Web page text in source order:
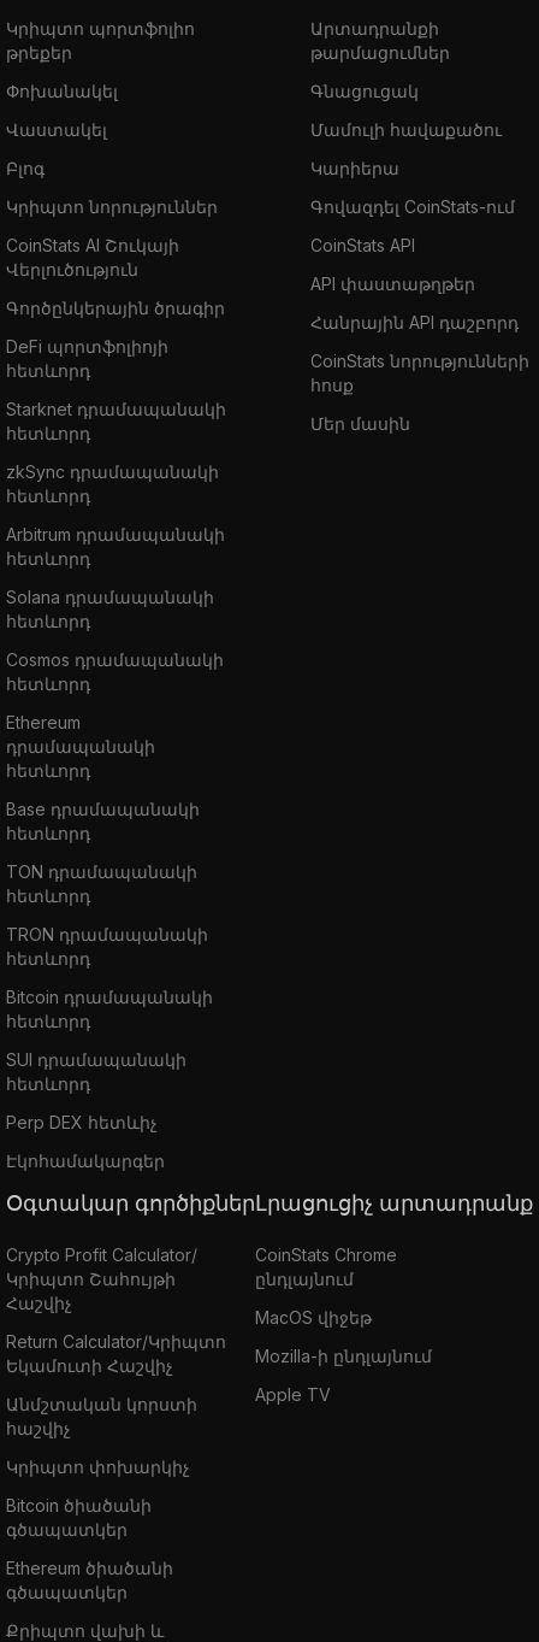
Կրիպտո պորտֆոլիո
թրեքեր
Փոխանակել
Վաստակել
Բլոգ
Կրիպտո նորություններ
CoinStats AI Շուկայի
Վերլուծություն
Գործընկերային ծրագիր
DeFi պորտֆոլիոյի
հետևորդ
Starknet դրամապանակի
հետևորդ
zkSync դրամապանակի
հետևորդ
Arbitrum դրամապանակի
հետևորդ
Solana դրամապանակի
հետևորդ
Cosmos դրամապանակի
հետևորդ
Ethereum
դրամապանակի
հետևորդ
Base դրամապանակի
հետևորդ
TON դրամապանակի
հետևորդ
TRON դրամապանակի
հետևորդ
Bitcoin դրամապանակի
հետևորդ
SUI դրամապանակի
հետևորդ
Perp DEX հետևիչ
Էկոհամակարգեր
Արտադրանքի
թարմացումներ
Գնացուցակ
Մամուլի հավաքածու
Կարիերա
Գովազդել CoinStats-ում
CoinStats API
API փաստաթղթեր
Հանրային API դաշբորդ
CoinStats նորությունների
հոսք
Մեր մասին
Օգտակար գործիքներ
Crypto Profit Calculator/
Կրիպտո Շահույթի
Հաշվիչ
Return Calculator/Կրիպտո
Եկամուտի Հաշվիչ
Անմշտական կորստի
հաշվիչ
Կրիպտո փոխարկիչ
Bitcoin ծիածանի
գծապատկեր
Ethereum ծիածանի
գծապատկեր
Քրիպտո վախի և
Լրացուցիչ արտադրանք
CoinStats Chrome
ընդլայնում
MacOS վիջեթ
Mozilla-ի ընդլայնում
Apple TV